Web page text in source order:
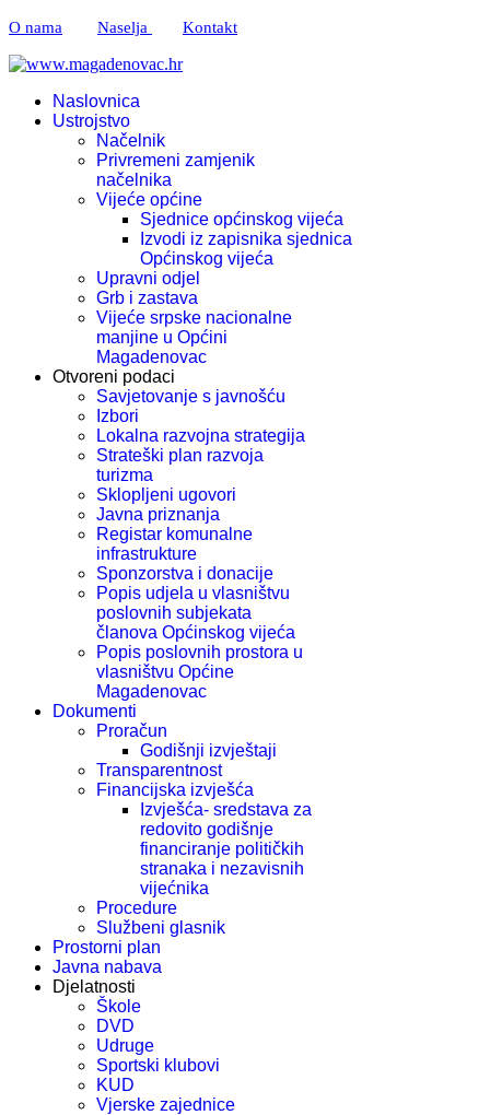
O nama Naselja Kontakt
Naslovnica
Ustrojstvo
Načelnik
Privremeni zamjenik
načelnika
Vijeće općine
Sjednice općinskog vijeća
Izvodi iz zapisnika sjednica
Općinskog vijeća
Upravni odjel
Grb i zastava
Vijeće srpske nacionalne
manjine u Općini
Magadenovac
Otvoreni podaci
Savjetovanje s javnošću
Izbori
Lokalna razvojna strategija
Strateški plan razvoja
turizma
Sklopljeni ugovori
Javna priznanja
Registar komunalne
infrastrukture
Sponzorstva i donacije
Popis udjela u vlasništvu
poslovnih subjekata
članova Općinskog vijeća
Popis poslovnih prostora u
vlasništvu Općine
Magadenovac
Dokumenti
Proračun
Godišnji izvještaji
Transparentnost
Financijska izvješća
Izvješća- sredstava za
redovito godišnje
financiranje političkih
stranaka i nezavisnih
vijećnika
Procedure
Službeni glasnik
Prostorni plan
Javna nabava
Djelatnosti
Škole
DVD
Udruge
Sportski klubovi
KUD
Vjerske zajednice